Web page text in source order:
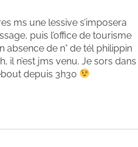
ms une lessive s’imposera
puis l’office de tourisme
absence de n° de tél philippin
il n’est jms venu. Je sors dans
depuis 3h30